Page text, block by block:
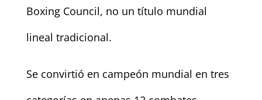
Boxing Council, no un título mundial
lineal tradicional.
Se convirtió en campeón mundial en tres